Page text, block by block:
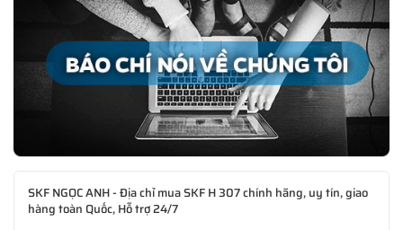
SKF NGỌC ANH - Địa chỉ mua SKF H 307 chính hãng, uy tín, giao
hàng toàn Quốc, Hỗ trợ 24/7